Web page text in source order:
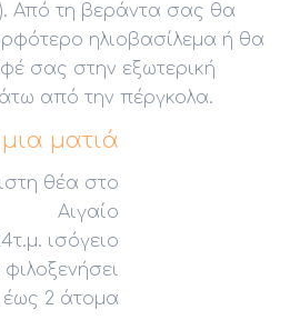
Από τη βεράντα σας θα
ηλιοβασίλεμα ή θα
σας στην εξωτερική
από την πέργκολα.
ματιά
θέα στο
Αιγαίο
ισόγειο
έως 2 άτομα